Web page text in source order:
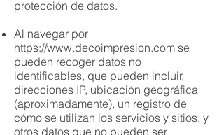
protección de datos.
Al navegar por
https://www.decoimpresion.com se
pueden recoger datos no
identificables, que pueden incluir,
direcciones IP, ubicación geográfica
(aproximadamente), un registro de
cómo se utilizan los servicios y sitios, y
otros datos que no pueden ser